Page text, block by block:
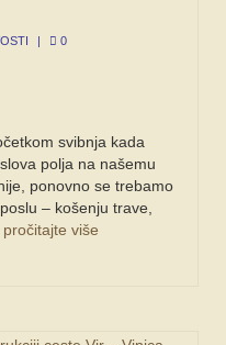
0
svibnja kada
polja na našemu
ponovno se trebamo
– košenju trave,
pročitajte više